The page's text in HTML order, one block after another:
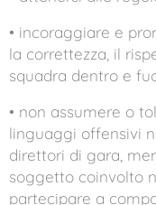
• incoraggiare e
la correttezza, il
squadra dentro e
• non assumere o
linguaggi offensivi
direttori di gara,
soggetto coinvolto
partecipare a